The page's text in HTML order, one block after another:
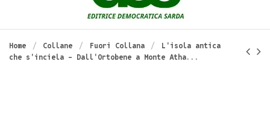
Home Collane Fuori Collana
L'isola antica
che s'inciela - Dall'Ortobene a Monte Atha...